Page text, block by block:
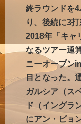
終ラウンドを
り、後続に3
2018年「キャ
なるツアー通
ニーオープン
目となった。
ガルシア（ス
ド（イングラ
にアン・ビョ